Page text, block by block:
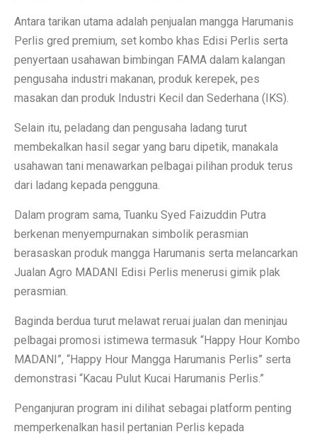
Antara tarikan utama adalah penjualan mangga Harumanis
Perlis gred premium, set kombo khas Edisi Perlis serta
penyertaan usahawan bimbingan FAMA dalam kalangan
pengusaha industri makanan, produk kerepek, pes
masakan dan produk Industri Kecil dan Sederhana (IKS).
Selain itu, peladang dan pengusaha ladang turut
membekalkan hasil segar yang baru dipetik, manakala
usahawan tani menawarkan pelbagai pilihan produk terus
dari ladang kepada pengguna.
Dalam program sama, Tuanku Syed Faizuddin Putra
berkenan menyempurnakan simbolik perasmian
berasaskan produk mangga Harumanis serta melancarkan
Jualan Agro MADANI Edisi Perlis menerusi gimik plak
perasmian.
Baginda berdua turut melawat reruai jualan dan meninjau
pelbagai promosi istimewa termasuk “Happy Hour Kombo
MADANI”, “Happy Hour Mangga Harumanis Perlis” serta
demonstrasi “Kacau Pulut Kucai Harumanis Perlis.”
Penganjuran program ini dilihat sebagai platform penting
memperkenalkan hasil pertanian Perlis kepada